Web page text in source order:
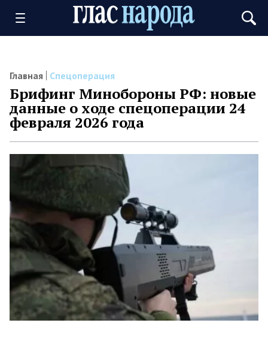
Главная Спецоперация
Брифинг Минобороны РФ: новые
данные о ходе спецоперации 24
февраля 2026 года